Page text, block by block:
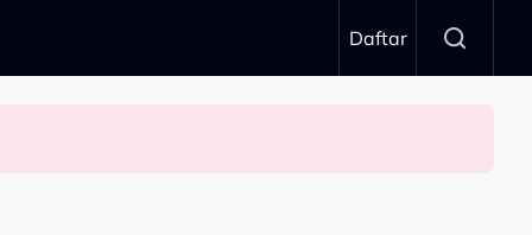
Daftar
Sangat Bererti…”